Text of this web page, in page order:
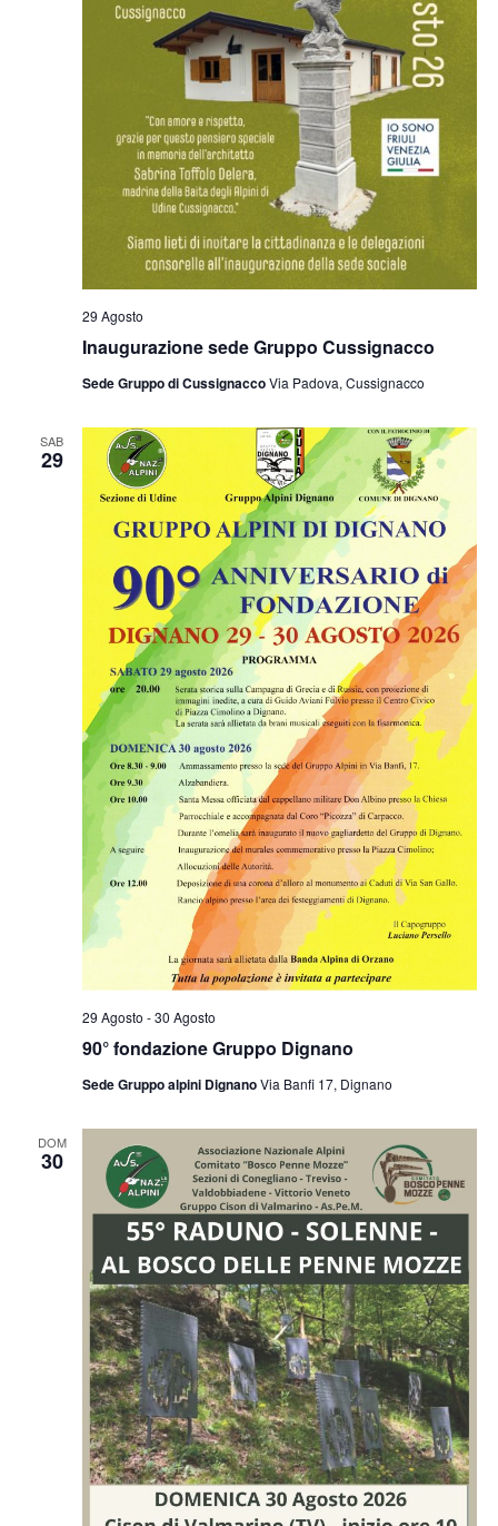
Inaugurazione sede Gruppo Cussignacco
29 Agosto
Sede Gruppo di CussignaccoVia Padova, Cussignacco
SAB
29
90° fondazione Gruppo Dignano
29 Agosto -30 Agosto
Sede Gruppo alpini DignanoVia Banfi 17, Dignano
DOM
30